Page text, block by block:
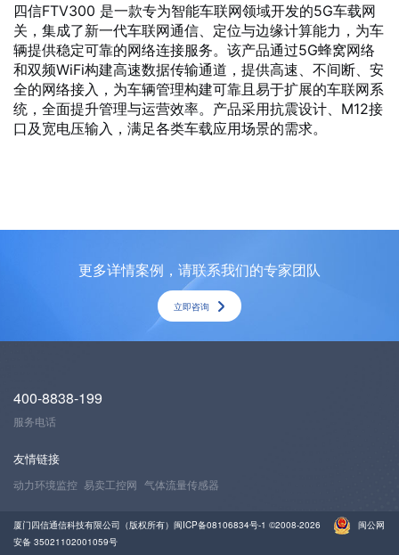
四信FTV300 是一款专为智能车联网领域开发的5G车载网
关，集成了新一代车联网通信、定位与边缘计算能力，为车
辆提供稳定可靠的网络连接服务。该产品通过5G蜂窝网络
和双频WiFi构建高速数据传输通道，提供高速、不间断、安
全的网络接入，为车辆管理构建可靠且易于扩展的车联网系
统，全面提升管理与运营效率。产品采用抗震设计、M12接
口及宽电压输入，满足各类车载应用场景的需求。
更多详情案例，请联系我们的专家团队
立即咨询
400-8838-199
服务电话
友情链接
动力环境监控 易卖工控网 气体流量传感器
厦门四信通信科技有限公司（版权所有） 闽ICP备08106834号-1 ©2008-2026
闽公网
安备 35021102001059号